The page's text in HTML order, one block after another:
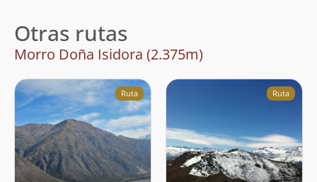
Otras rutas
Morro Doña Isidora (2.375m)
Ruta Ruta